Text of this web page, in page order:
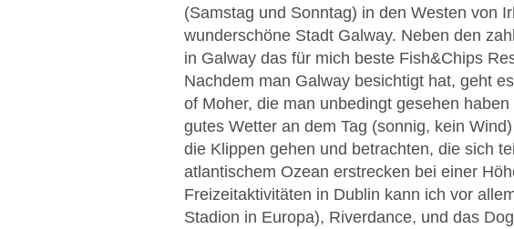
(Samstag und Sonntag) in den Westen von
wunderschöne Stadt Galway. Neben den
in Galway das für mich beste Fish&Chips
Nachdem man Galway besichtigt hat, geht
of Moher, die man unbedingt gesehen
gutes Wetter an dem Tag (sonnig, kein
die Klippen gehen und betrachten, die sich
atlantischem Ozean erstrecken bei einer
Freizeitaktivitäten in Dublin kann ich vor
Stadion in Europa), Riverdance, und das